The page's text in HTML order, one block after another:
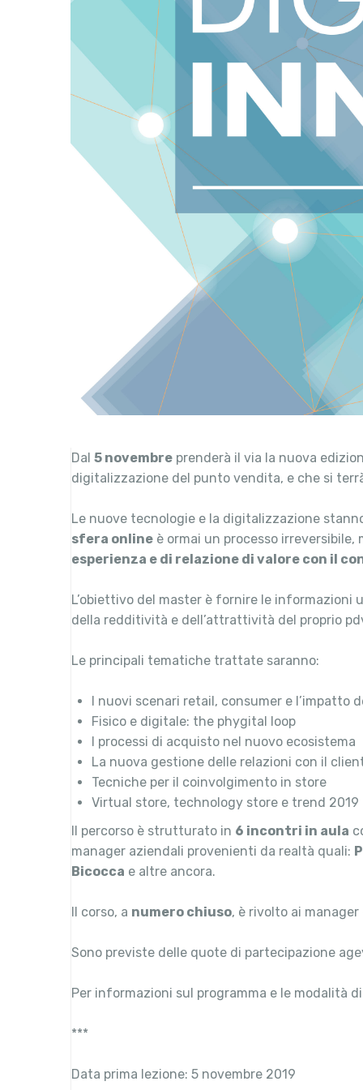
Dal 5 novembre prenderà il via la nuova
digitalizzazione del punto vendita, e che si
Le nuove tecnologie e la digitalizzazione
sfera online è ormai un processo irreversibile,
esperienza e di relazione di valore con il
L’obiettivo del master è fornire le
della redditività e dell’attrattività del proprio
Le principali tematiche trattate saranno:
I nuovi scenari retail, consumer e l’impatto
Fisico e digitale: the phygital loop
I processi di acquisto nel nuovo ecosistema
La nuova gestione delle relazioni con il
Tecniche per il coinvolgimento in store
Virtual store, technology store e trend 2019
Il percorso è strutturato in 6 incontri in aula
manager aziendali provenienti da realtà quali:
Bicocca e altre ancora.
Il corso, a numero chiuso, è rivolto ai
Sono previste delle quote di partecipazione
Per informazioni sul programma e le modalità
***
Data prima lezione: 5 novembre 2019